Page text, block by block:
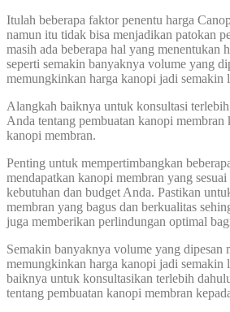
Itulah beberapa faktor penentu harga
namun itu tidak bisa menjadikan patokan
masih ada beberapa hal yang menentukan
seperti semakin banyaknya volume yang
memungkinkan harga kanopi jadi semakin
Alangkah baiknya untuk konsultasi
Anda tentang pembuatan kanopi membran
kanopi membran.
Penting untuk mempertimbangkan
mendapatkan kanopi membran yang sesuai
kebutuhan dan budget Anda. Pastikan
membran yang bagus dan berkualitas
juga memberikan perlindungan optimal
Semakin banyaknya volume yang dipesan
memungkinkan harga kanopi jadi semakin
baiknya untuk konsultasikan terlebih
tentang pembuatan kanopi membran